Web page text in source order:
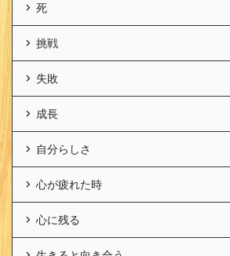
死
挑戦
失敗
成長
自分らしさ
心が疲れた時
心に残る